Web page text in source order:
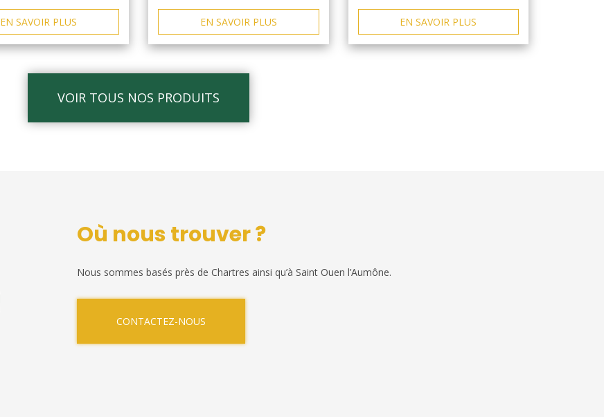
EN SAVOIR PLUS EN SAVOIR PLUS EN SAVOIR PLUS
VOIR TOUS NOS PRODUITS
Où nous trouver ?
Nous sommes basés près de Chartres ainsi qu’à Saint Ouen l’Aumône.
CONTACTEZ-NOUS